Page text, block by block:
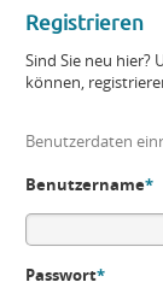
Registrieren
Sind Sie neu hier?
können,
Benutzerdaten
Benutzername*
Passwort*